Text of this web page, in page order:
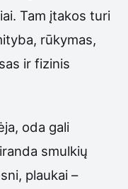
Tam įtakos turi
rūkymas,
ir fizinis
oda gali
smulkių
plaukai –